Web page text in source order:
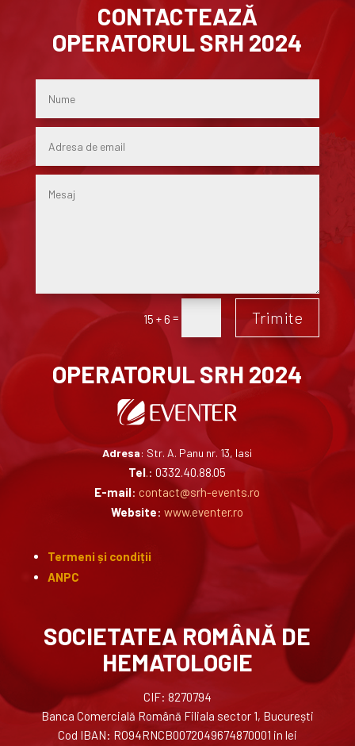
CONTACTEAZĂ
OPERATORUL SRH 2024
15 + 6 = Trimite
OPERATORUL SRH 2024
Adresa: Str. A. Panu nr. 13, Iasi
Tel.: 0332.40.88.05
E-mail: contact@srh-events.ro
Website:www.eventer.ro
Termeni și condiții
ANPC
SOCIETATEA ROMÂNĂ DE
HEMATOLOGIE
CIF: 8270794
Banca Comercială Română Filiala sector 1, București
Cod IBAN: RO94RNCB0072049674870001 in lei